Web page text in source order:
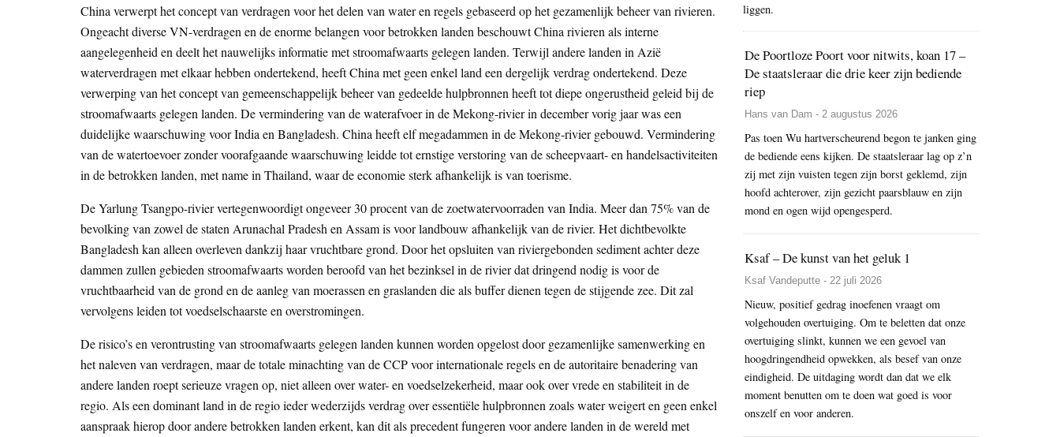
China verwerpt het concept van verdragen voor het delen van water en regels gebaseerd op het gezamenlijk beheer van rivieren.
Ongeacht diverse VN-verdragen en de enorme belangen voor betrokken landen beschouwt China rivieren als interne
aangelegenheid en deelt het nauwelijks informatie met stroomafwaarts gelegen landen. Terwijl andere landen in Azië
waterverdragen met elkaar hebben ondertekend, heeft China met geen enkel land een dergelijk verdrag ondertekend. Deze
verwerping van het concept van gemeenschappelijk beheer van gedeelde hulpbronnen heeft tot diepe ongerustheid geleid bij de
stroomafwaarts gelegen landen. De vermindering van de waterafvoer in de Mekong-rivier in december vorig jaar was een
duidelijke waarschuwing voor India en Bangladesh. China heeft elf megadammen in de Mekong-rivier gebouwd. Vermindering
van de watertoevoer zonder voorafgaande waarschuwing leidde tot ernstige verstoring van de scheepvaart- en handelsactiviteiten
in de betrokken landen, met name in Thailand, waar de economie sterk afhankelijk is van toerisme.
De Yarlung Tsangpo-rivier vertegenwoordigt ongeveer 30 procent van de zoetwatervoorraden van India. Meer dan 75% van de
bevolking van zowel de staten Arunachal Pradesh en Assam is voor landbouw afhankelijk van de rivier. Het dichtbevolkte
Bangladesh kan alleen overleven dankzij haar vruchtbare grond. Door het opsluiten van riviergebonden sediment achter deze
dammen zullen gebieden stroomafwaarts worden beroofd van het bezinksel in de rivier dat dringend nodig is voor de
vruchtbaarheid van de grond en de aanleg van moerassen en graslanden die als buffer dienen tegen de stijgende zee. Dit zal
vervolgens leiden tot voedselschaarste en overstromingen.
De risico’s en verontrusting van stroomafwaarts gelegen landen kunnen worden opgelost door gezamenlijke samenwerking en
het naleven van verdragen, maar de totale minachting van de CCP voor internationale regels en de autoritaire benadering van
andere landen roept serieuze vragen op, niet alleen over water- en voedselzekerheid, maar ook over vrede en stabiliteit in de
regio. Als een dominant land in de regio ieder wederzijds verdrag over essentiële hulpbronnen zoals water weigert en geen enkel
aanspraak hierop door andere betrokken landen erkent, kan dit als precedent fungeren voor andere landen in de wereld met
liggen.
De Poortloze Poort voor nitwits, koan 17 –
De staatsleraar die drie keer zijn bediende
riep
Hans van Dam - 2 augustus 2026
Pas toen Wu hartverscheurend begon te janken ging
de bediende eens kijken. De staatsleraar lag op z’n
zij met zijn vuisten tegen zijn borst geklemd, zijn
hoofd achterover, zijn gezicht paarsblauw en zijn
mond en ogen wijd opengesperd.
Ksaf – De kunst van het geluk 1
Ksaf Vandeputte - 22 juli 2026
Nieuw, positief gedrag inoefenen vraagt om
volgehouden overtuiging. Om te beletten dat onze
overtuiging slinkt, kunnen we een gevoel van
hoogdringendheid opwekken, als besef van onze
eindigheid. De uitdaging wordt dan dat we elk
moment benutten om te doen wat goed is voor
onszelf en voor anderen.